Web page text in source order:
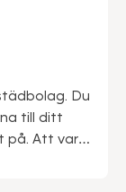
Du
till ditt
på. Att vara